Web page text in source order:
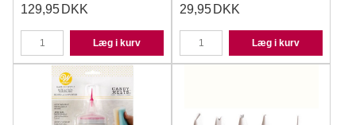
129,95 DKK
Læg i kurv
29,95 DKK
Læg i kurv